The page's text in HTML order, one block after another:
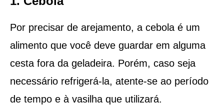
Por precisar de arejamento, a cebola é um
alimento que você deve guardar em alguma
cesta fora da geladeira. Porém, caso seja
necessário refrigerá-la, atente-se ao período
de tempo e à vasilha que utilizará.